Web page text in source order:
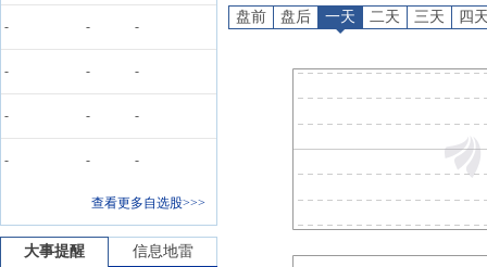
- - -
- - -
- - -
- - -
查看更多自选股>>>
大事提醒 信息地雷
公告：2026年07月02日发布
：
股本变动：2026年06月30日
龙虎榜： 2026年06月24日因“有
预约披露日：2026年半年报预
公告：2026年08月08日发布《春秋电子:国联民生
股权质押：截止2026年07月10
盘前 盘后 一天 二天 三天 四